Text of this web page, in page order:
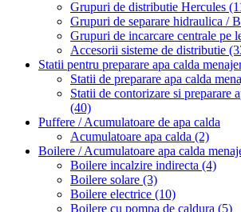
Grupuri de distributie Hercules
Grupuri de separare hidraulica /
Grupuri de incarcare centrale pe
Accesorii sisteme de distributie
Statii pentru preparare apa calda
Statii de preparare apa calda
Statii de contorizare si preparare
(40)
Puffere / Acumulatoare de apa calda
Acumulatoare apa calda (2)
Boilere / Acumulatoare apa calda
Boilere incalzire indirecta (4)
Boilere solare (3)
Boilere electrice (10)
Boilere cu pompa de caldura (5)